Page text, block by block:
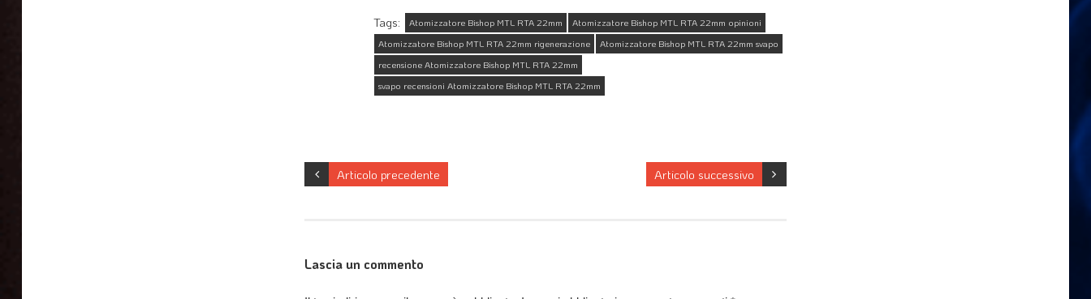
Tags: Atomizzatore Bishop MTL RTA 22mm
Atomizzatore Bishop MTL RTA 22mm opinioni
Atomizzatore Bishop MTL RTA 22mm rigenerazione
Atomizzatore Bishop MTL RTA 22mm svapo
recensione Atomizzatore Bishop MTL RTA 22mm
svapo recensioni Atomizzatore Bishop MTL RTA 22mm
Articolo successivo
Articolo precedente
Lascia un commento